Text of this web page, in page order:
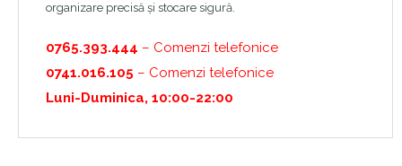
organizare precisă și stocare sigură.
0765.393.444 – Comenzi telefonice
0741.016.105 – Comenzi telefonice
Luni-Duminica, 10:00-22:00